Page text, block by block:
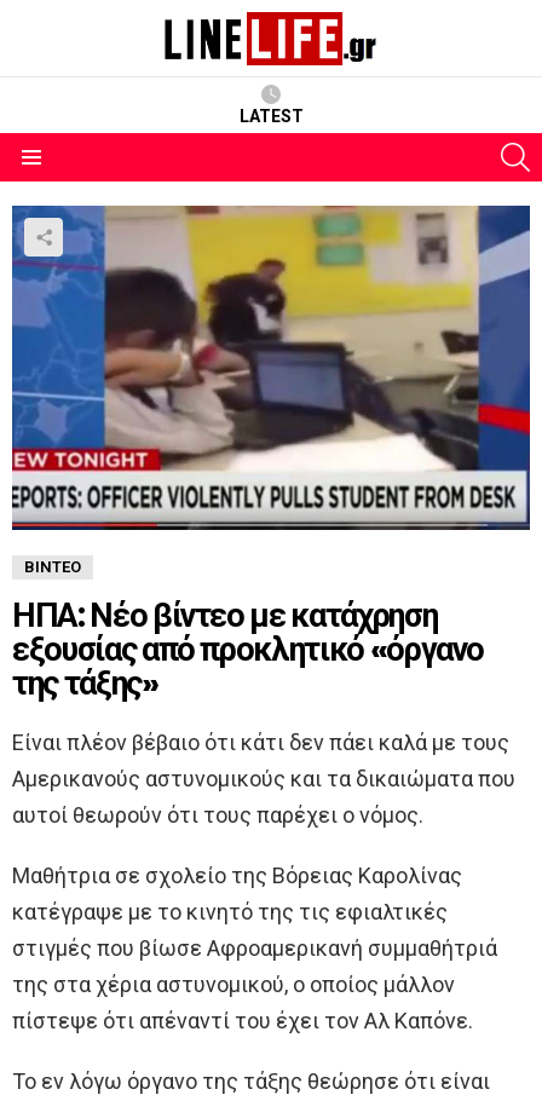
LATEST
ΒΊΝΤΕΟ
ΗΠΑ: Νέο βίντεο με κατάχρηση
εξουσίας από προκλητικό «όργανο
της τάξης»
Είναι πλέον βέβαιο ότι κάτι δεν πάει καλά με τους
Αμερικανούς αστυνομικούς και τα δικαιώματα που
αυτοί θεωρούν ότι τους παρέχει ο νόμος.
Μαθήτρια σε σχολείο της Βόρειας Καρολίνας
κατέγραψε με το κινητό της τις εφιαλτικές
στιγμές που βίωσε Αφροαμερικανή συμμαθήτριά
της στα χέρια αστυνομικού, ο οποίος μάλλον
πίστεψε ότι απέναντί του έχει τον Αλ Καπόνε.
Το εν λόγω όργανο της τάξης θεώρησε ότι είναι